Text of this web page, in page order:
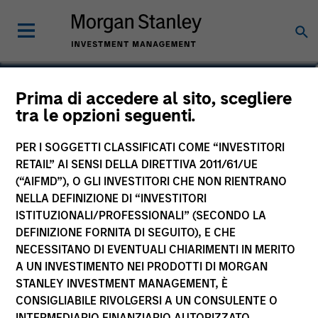
Prima di accedere al sito, scegliere
tra le opzioni seguenti.
PER I SOGGETTI CLASSIFICATI COME “INVESTITORI
RETAIL” AI SENSI DELLA DIRETTIVA 2011/61/UE
(“AIFMD”), O GLI INVESTITORI CHE NON RIENTRANO
NELLA DEFINIZIONE DI “INVESTITORI
ISTITUZIONALI/PROFESSIONALI” (SECONDO LA
DEFINIZIONE FORNITA DI SEGUITO), E CHE
NECESSITANO DI EVENTUALI CHIARIMENTI IN MERITO
A UN INVESTIMENTO NEI PRODOTTI DI MORGAN
STANLEY INVESTMENT MANAGEMENT, È
CONSIGLIABILE RIVOLGERSI A UN CONSULENTE O
Morgan Stanley
Morgan Stanley Careers